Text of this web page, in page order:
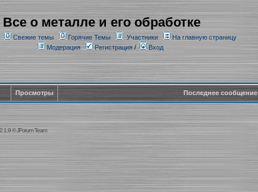
Все о металле и его обработке
Свежие темы Горячие Темы Участники
На главную страницу
Модерация
Регистрация/ Вход
Просмотры Последнее сообщение
©JForum Team